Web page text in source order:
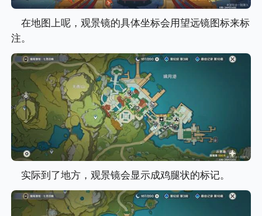
在地图上呢，观景镜的具体坐标会用望远镜图标来标
注。
实际到了地方，观景镜会显示成鸡腿状的标记。